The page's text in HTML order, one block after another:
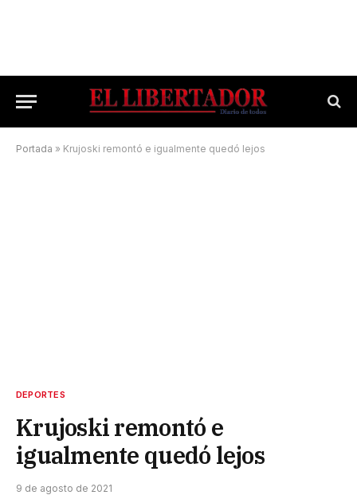
Portada » Krujoski remontó e igualmente quedó lejos
DEPORTES
Krujoski remontó e
igualmente quedó lejos
9 de agosto de 2021